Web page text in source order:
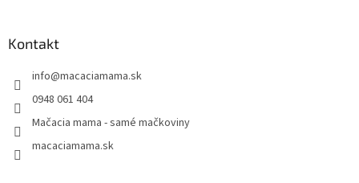
Kontakt
info@macaciamama.sk
0948 061 404
Mačacia mama - samé mačkoviny
macaciamama.sk